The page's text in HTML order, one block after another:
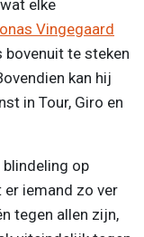
elke
Vingegaard
te steken
kan hij
in Tour, Giro en
op
er iemand zo ver
tegen allen zijn,